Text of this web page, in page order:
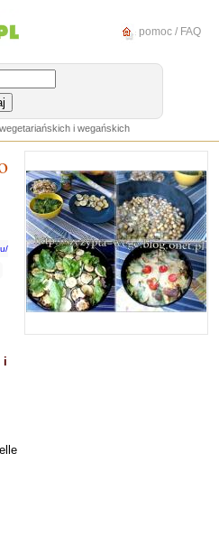
pomoc / FAQ
i wegańskich
i